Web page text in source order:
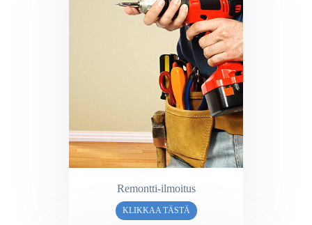
Remontti-ilmoitus
KLIKKAA TÄSTÄ